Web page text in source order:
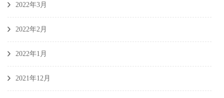
2022年3月
2022年2月
2022年1月
2021年12月